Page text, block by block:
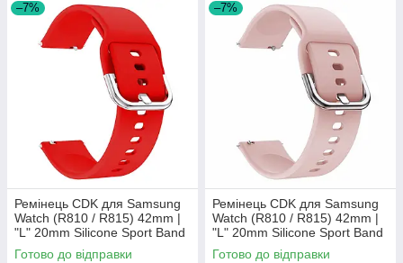
–7%
Ремінець CDK для Samsung
Watch (R810 / R815) 42mm |
"L" 20mm Silicone Sport Band
Classic (09651) (red)
Готово до відправки
–7%
Ремінець CDK для Samsung
Watch (R810 / R815) 42mm |
"L" 20mm Silicone Sport Band
Classic (09651) (pink)
Готово до відправки